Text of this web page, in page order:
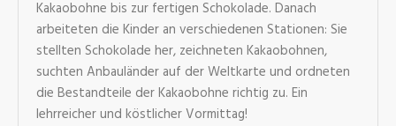
Kakaobohne bis zur fertigen Schokolade. Danach
arbeiteten die Kinder an verschiedenen Stationen: Sie
stellten Schokolade her, zeichneten Kakaobohnen,
suchten Anbauländer auf der Weltkarte und ordneten
die Bestandteile der Kakaobohne richtig zu. Ein
lehrreicher und köstlicher Vormittag!